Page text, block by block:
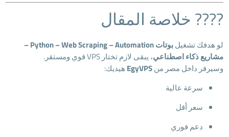
???? خلاصة المقال
لو هدفك تشغيل
بوتات Python – Web Scraping – Automation –
مشاريع ذكاء اصطناعي، يبقى لازم تختار VPS قوي ومستقر.
وسيرفر داخل مصر منEgyVPS هيديك:
سرعة عالية
سعر أقل
دعم فوري